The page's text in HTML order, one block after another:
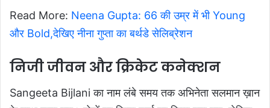
Read More: Neena Gupta: 66 की उम्र में भी Young
और Bold,देखिए नीना गुप्ता का बर्थडे सेलिब्रेशन
निजी जीवन और क्रिकेट कनेक्शन
Sangeeta Bijlani का नाम लंबे समय तक अभिनेता सलमान ख़ान